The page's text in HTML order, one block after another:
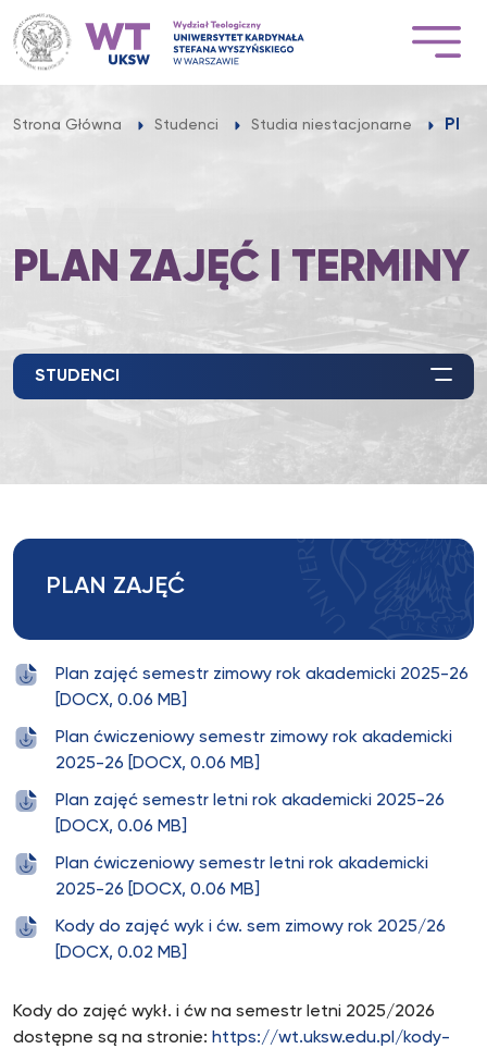
Przejdź
do
treści
Strona Główna Studenci Studia niestacjonarne
PLAN ZAJĘĆ I TERMINY
STUDENCI
PLAN ZAJĘĆ
Plan zajęć semestr zimowy rok akademicki 2025-26
[DOCX, 0.06 MB]
Plan ćwiczeniowy semestr zimowy rok akademicki
2025-26 [DOCX, 0.06 MB]
Plan zajęć semestr letni rok akademicki 2025-26
[DOCX, 0.06 MB]
Plan ćwiczeniowy semestr letni rok akademicki
2025-26 [DOCX, 0.06 MB]
Kody do zajęć wyk i ćw. sem zimowy rok 2025/26
[DOCX, 0.02 MB]
Kody do zajęć wykł. i ćw na semestr letni 2025/2026
dostępne są na stronie: https://wt.uksw.edu.pl/kody-